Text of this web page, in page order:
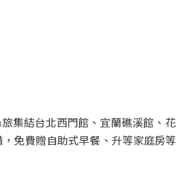
集結台北西門館、宜蘭礁溪館、
免費贈自助式早餐、升等家庭房